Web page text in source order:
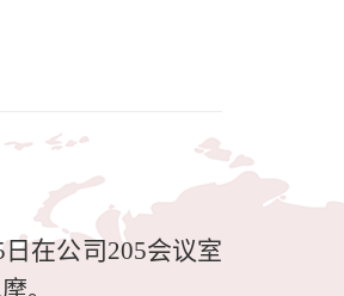
日在公司 205会议室
。